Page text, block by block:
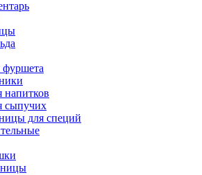
фуршета
напитков
сыпучих
для специй